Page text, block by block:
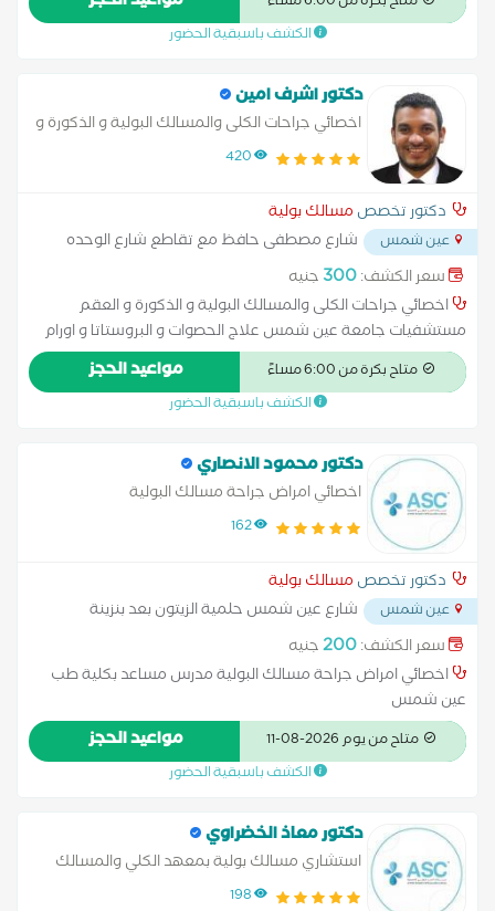
المصرية لجراحة المسالك البولية
الكشف باسبقية الحضور
دكتور اشرف امين
اخصائي جراحات الكلى والمسالك البولية و الذكورة و
العقم
420
دكتور تخصص مسالك بولية
عين شمس
شارع مصطفى حافظ مع تقاطع شارع الوحده
العربيه - محطه عرب الجسر... سعر الكشف:300 جنيه
اخصائي جراحات الكلى والمسالك البولية و الذكورة و العقم
مستشفيات جامعة عين شمس علاج الحصوات و البروستاتا و اورام
الكلى و المسالك
متاح بكرة من 6:00 مساءً مواعيد الحجز
الكشف باسبقية الحضور
دكتور محمود الانصاري
اخصائي امراض جراحة مسالك البولية
162
دكتور تخصص مسالك بولية
عين شمس
شارع عين شمس حلمية الزيتون بعد بنزينة
التعاون ميدان الحلمية... سعر الكشف:200جنيه
اخصائي امراض جراحة مسالك البولية مدرس مساعد بكلية طب
عين شمس
متاح من يوم 2026-08-11 مواعيد الحجز
الكشف باسبقية الحضور
دكتور معاذ الخضراوي
استشاري مسالك بولية بمعهد الكلي والمسالك
بالمطرية
198